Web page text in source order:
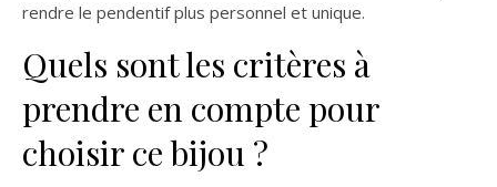
rendre le pendentif plus personnel et unique.
Quels sont les critères à
prendre en compte pour
choisir ce bijou ?